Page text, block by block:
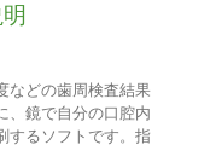
などの歯周検査結果
、鏡で自分の口腔内
するソフトです。指